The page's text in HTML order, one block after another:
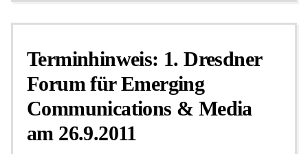
Terminhinweis: 1. Dresdner
Forum für Emerging
Communications & Media
am 26.9.2011